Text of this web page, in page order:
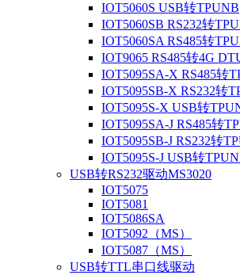
IOT5060S USB转TPUNB
IOT5060SB RS232转
IOT5060SA RS485转
IOT9065 RS485转4G
IOT5095SA-X RS485转
IOT5095SB-X RS232转
IOT5095S-X USB转
IOT5095SA-J RS485转
IOT5095SB-J RS232转
IOT5095S-J USB转
USB转RS232驱动MS3020
IOT5075
IOT5081
IOT5086SA
IOT5092（MS）
IOT5087（MS）
USB转TTL串口线驱动